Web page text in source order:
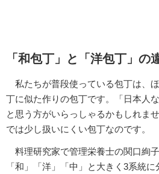
「和包丁」と「洋包丁」の
私たちが普段使っている包丁は、
丁に似た作りの包丁です。「日本人
と思う方がいらっしゃるかもしれま
では少し扱いにくい包丁なのです。
料理研究家で管理栄養士の関口絢
「和」「洋」「中」と大きく3系統